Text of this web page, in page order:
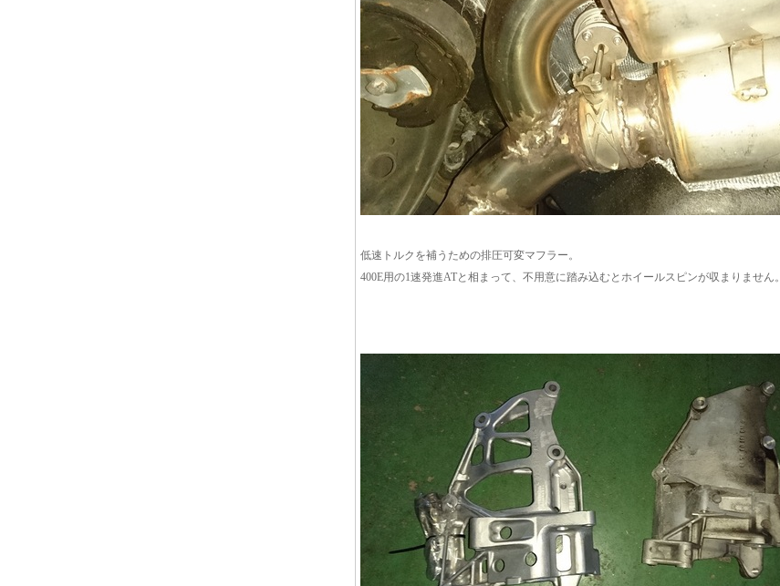
低速トルクを補うための排圧可変マフラー。
400E用の1速発進ATと相まって、不用意に踏み込むとホイールスピンが収まりません。